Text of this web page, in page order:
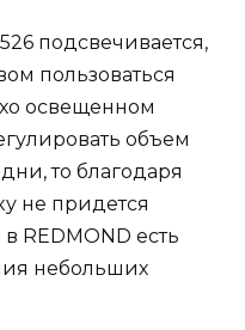
подсвечивается,
пользоваться
освещенном
объем
то благодаря
не придется
REDMOND есть
небольших